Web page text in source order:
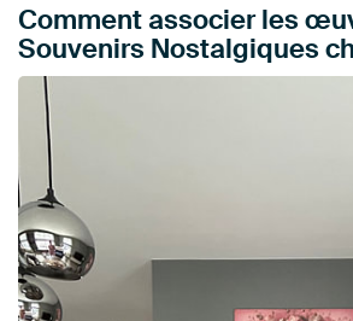
Comment associer les
Souvenirs Nostalgiques